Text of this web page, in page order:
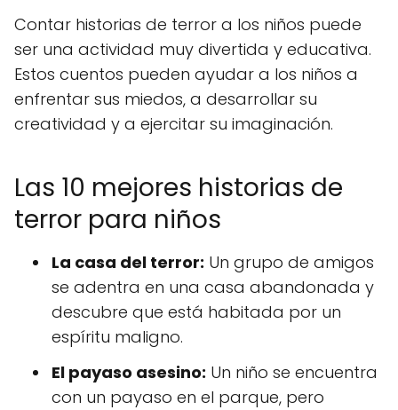
Contar historias de terror a los niños puede
ser una actividad muy divertida y educativa.
Estos cuentos pueden ayudar a los niños a
enfrentar sus miedos, a desarrollar su
creatividad y a ejercitar su imaginación.
Las 10 mejores historias de
terror para niños
La casa del terror: Un grupo de amigos
se adentra en una casa abandonada y
descubre que está habitada por un
espíritu maligno.
El payaso asesino: Un niño se encuentra
con un payaso en el parque, pero